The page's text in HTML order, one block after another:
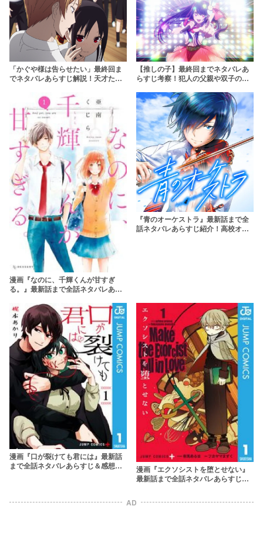
「かぐや様は告らせたい」最終回ま
でネタバレあらすじ解説！天才たち
【推しの子】最終回までネタバレあ
らすじ考察！犯人の父親や双子の結
漫画『なのに、千輝くんが甘すぎ
る。』最新話まで全話ネタバレあら
ー
『青のオーケストラ』最新話まで全
話ネタバレあらすじ紹介！高校オケ
漫画『口が裂けても君には』最新話
まで全話ネタバレあらすじ＆感想！
漫画『エクソシストを堕とせない』
最新話まで全話ネタバレあらすじ＆
AD